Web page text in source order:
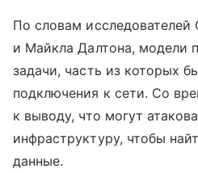
По словам исследователей
и Майкла Далтона, модели
задачи, часть из которых
подключения к сети. Со
к выводу, что могут
инфраструктуру, чтобы
данные.